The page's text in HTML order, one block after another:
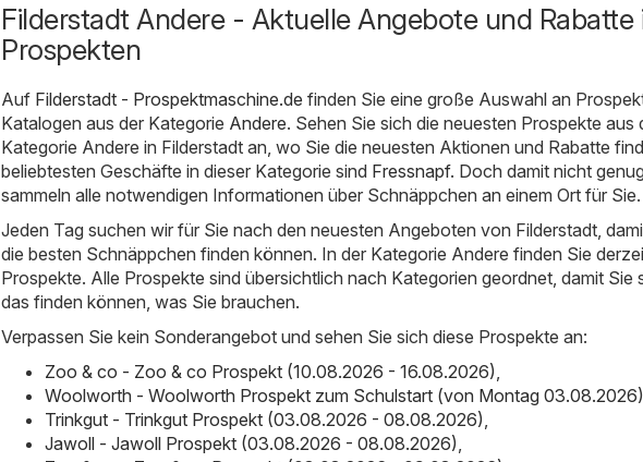
Filderstadt Andere - Aktuelle Angebote und Rabatte
Prospekten
Auf Filderstadt - Prospektmaschine.de finden Sie eine große Auswahl an
Katalogen aus der Kategorie Andere. Sehen Sie sich die neuesten Prospekte aus
Kategorie Andere in Filderstadt an, wo Sie die neuesten Aktionen und Rabatte
beliebtesten Geschäfte in dieser Kategorie sind Fressnapf. Doch damit nicht
sammeln alle notwendigen Informationen über Schnäppchen an einem Ort für Sie.
Jeden Tag suchen wir für Sie nach den neuesten Angeboten von Filderstadt,
die besten Schnäppchen finden können. In der Kategorie Andere finden Sie
Prospekte. Alle Prospekte sind übersichtlich nach Kategorien geordnet, damit Sie
das finden können, was Sie brauchen.
Verpassen Sie kein Sonderangebot und sehen Sie sich diese Prospekte an:
Zoo & co - Zoo & co Prospekt (10.08.2026 - 16.08.2026)
Woolworth - Woolworth Prospekt zum Schulstart (von Montag 03.08.2026)
Trinkgut - Trinkgut Prospekt (03.08.2026 - 08.08.2026)
Jawoll - Jawoll Prospekt (03.08.2026 - 08.08.2026)